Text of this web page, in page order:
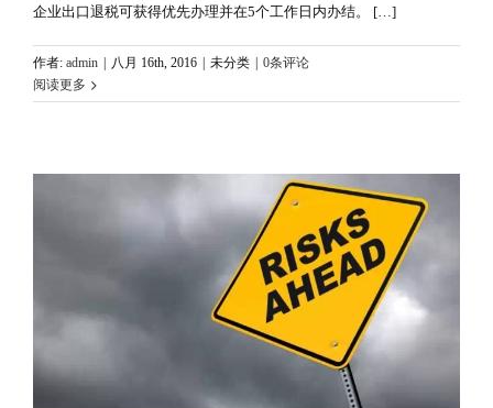
企业出口退税可获得优先办理并在5个工作日内办结。 […]
作者: admin 八月 16th, 2016 未分类
0条评论
阅读更多